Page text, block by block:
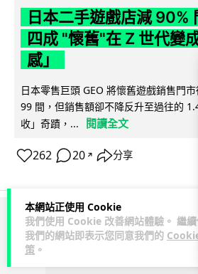
本網站正使用 Cookie
我們使用 Cookie 改善網站體驗。 繼
我們的網站即表示您同意我們的
策 。
日本二手遊戲店減 90%
四成 "懷舊"在 Z 世代變
感」
日本零售巨頭 GEO 將懷舊遊戲銷售門
99 間，但銷售額卻不降反升至過往的
收」奇蹟，...
閱讀全文
262 20 ↗ 分享
ADVERTISEMENT